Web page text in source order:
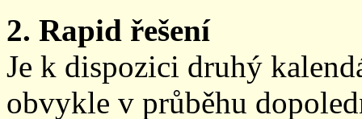
2. Rapid řešení
Je k dispozici druhý
obvykle v průběhu